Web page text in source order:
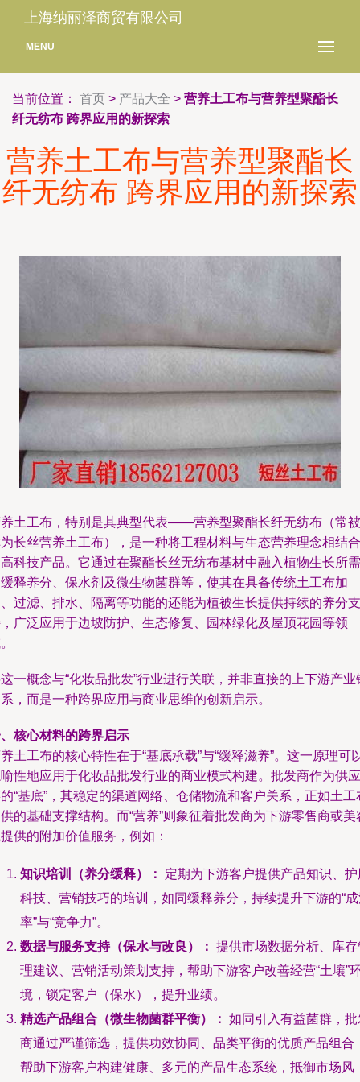
上海纳丽泽商贸有限公司
MENU
当前位置： 首页 > 产品大全 > 营养土工布与营养型聚酯长
纤无纺布 跨界应用的新探索
营养土工布与营养型聚酯长
纤无纺布 跨界应用的新探索
土工布，特别是其典型代表——营养型聚酯长纤无纺布（常被
长丝营养土工布），是一种将工程材料与生态营养理念相结合
科技产品。它通过在聚酯长丝无纺布基材中融入植物生长所需
释养分、保水剂及微生物菌群等，使其在具备传统土工布加
过滤、排水、隔离等功能的还能为植被生长提供持续的养分支
广泛应用于边坡防护、生态修复、园林绿化及屋顶花园等领
一概念与“化妆品批发”行业进行关联，并非直接的上下游产业
，而是一种跨界应用与商业思维的创新启示。
核心材料的跨界启示
土工布的核心特性在于“基底承载”与“缓释滋养”。这一原理可
性地应用于化妆品批发行业的商业模式构建。批发商作为供应
“基底”，其稳定的渠道网络、仓储物流和客户关系，正如土工
的基础支撑结构。而“营养”则象征着批发商为下游零售商或美
供的附加价值服务，例如：
知识培训（养分缓释）：
定期为下游客户提供产品知识、护
科技、营销技巧的培训，如同缓释养分，持续提升下游的“
率”与“竞争力”。
数据与服务支持（保水与改良）： 提供市场数据分析、库存
理建议、营销活动策划支持，帮助下游客户改善经营“土壤”
境，锁定客户（保水），提升业绩。
精选产品组合（微生物菌群平衡）： 如同引入有益菌群，批
商通过严谨筛选，提供功效协同、品类平衡的优质产品组合
帮助下游客户构建健康、多元的产品生态系统，抵御市场风